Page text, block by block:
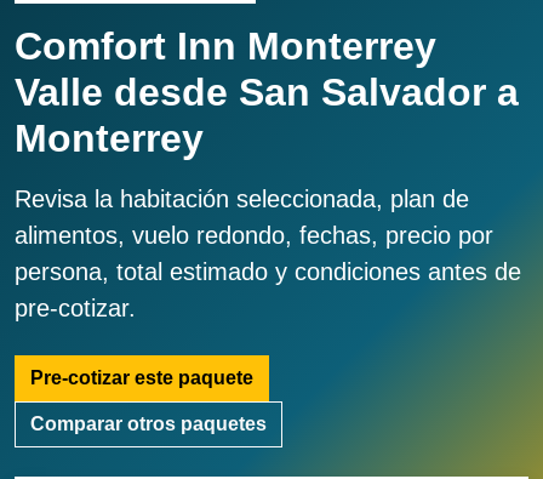
Comfort Inn Monterrey
Valle desde San Salvador a
Monterrey
Revisa la habitación seleccionada, plan de
alimentos, vuelo redondo, fechas, precio por
persona, total estimado y condiciones antes de
pre-cotizar.
Pre-cotizar este paquete
Comparar otros paquetes